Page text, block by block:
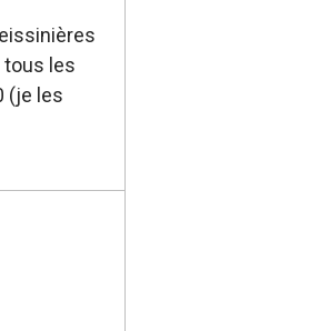
tous les
(je les